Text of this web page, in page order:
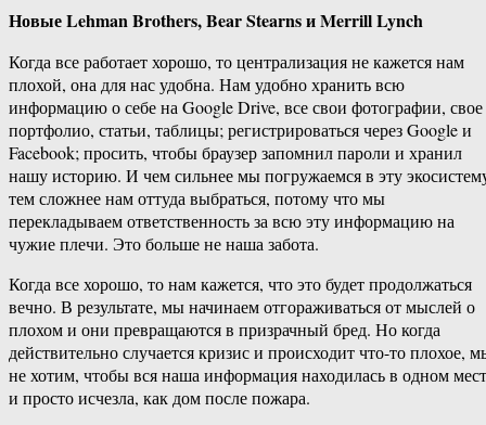
Новые Lehman Brothers, Bear Stearns и Merrill Lynch
Когда все работает хорошо, то централизация не кажется нам
плохой, она для нас удобна. Нам удобно хранить всю
информацию о себе на Google Drive, все свои фотографии, свое
портфолио, статьи, таблицы; регистрироваться через Google и
Facebook; просить, чтобы браузер запомнил пароли и хранил
нашу историю. И чем сильнее мы погружаемся в эту
тем сложнее нам оттуда выбраться, потому что мы
перекладываем ответственность за всю эту информацию на
чужие плечи. Это больше не наша забота.
Когда все хорошо, то нам кажется, что это будет продолжаться
вечно. В результате, мы начинаем отгораживаться от мыслей о
плохом и они превращаются в призрачный бред. Но когда
действительно случается кризис и происходит что-то плохое,
не хотим, чтобы вся наша информация находилась в одном
и просто исчезла, как дом после пожара.